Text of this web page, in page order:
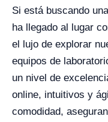
Si está buscando
ha llegado al lugar
el lujo de explorar
equipos de
un nivel de
online, intuitivos y
comodidad,